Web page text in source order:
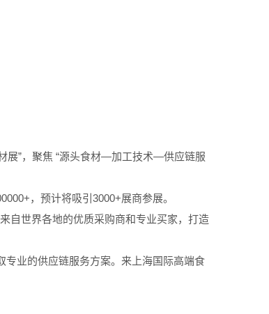
展”，聚焦 “源头食材—加工技术—供应链服
，预计将吸引3000+展商参展。
自世界各地的优质采购商和专业买家，打造
业的供应链服务方案。来上海国际高端食